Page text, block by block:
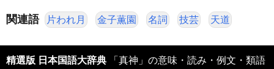
関連語 片われ月 金子薫園 名詞 技芸 天道
精選版 日本国語大辞典 「真神」の意味・読み・例文・類語